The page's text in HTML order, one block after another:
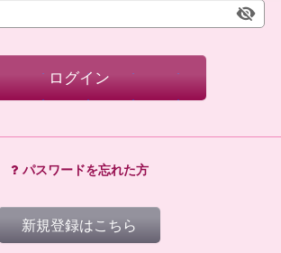
ログイン
パスワードを忘れた方
新規登録はこちら